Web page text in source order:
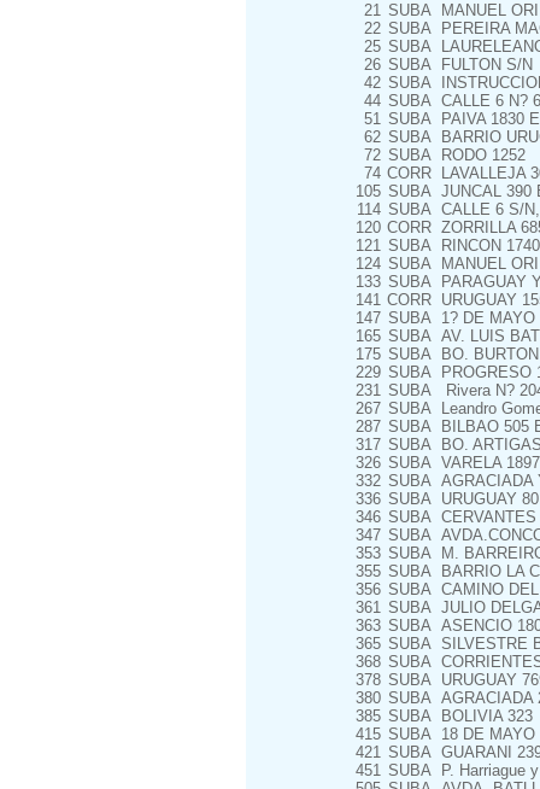
21 SUBA MANUEL
22 SUBA PEREIRA
25 SUBA
26 SUBA FULTON S/N
42 SUBA
44 SUBA CALLE 6 N?
51 SUBA PAIVA 1830
62 SUBA BARRIO
72 SUBA RODO 1252
74 CORR LAVALLEJA
105 SUBA JUNCAL 390
114 SUBA CALLE 6 S/
120 CORR ZORRILLA
121 SUBA RINCON 1740
124 SUBA MANUEL
133 SUBA PARAGUAY
141 CORR URUGUAY
147 SUBA 1? DE
165 SUBA AV. LUIS
175 SUBA BO.
229 SUBA PROGRESO
231 SUBA Rivera N?
267 SUBA Leandro
287 SUBA BILBAO 505
317 SUBA BO.
326 SUBA VARELA 1897
332 SUBA AGRACIADA
336 SUBA URUGUAY
346 SUBA
347 SUBA
353 SUBA M.
355 SUBA BARRIO LA
356 SUBA CAMINO
361 SUBA JULIO
363 SUBA ASENCIO
365 SUBA SILVESTRE
368 SUBA
378 SUBA URUGUAY
380 SUBA AGRACIADA
385 SUBA BOLIVIA 323
415 SUBA 18 DE
421 SUBA GUARANI
451 SUBA P. Harriague